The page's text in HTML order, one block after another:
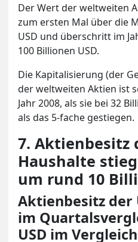
Der Wert der weltweiten
zum ersten Mal über die
USD und überschritt im
100 Billionen USD.
Die Kapitalisierung (der
der weltweiten Aktien ist
Jahr 2008, als sie bei 32
als das 5-fache gestiegen.
7. Aktienbesitz
Haushalte
um rund 10
Aktienbesitz der
im
USD im